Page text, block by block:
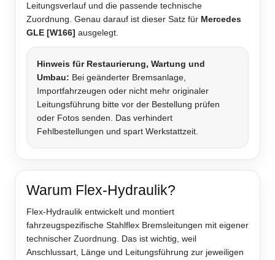
Leitungsverlauf und die passende technische
Zuordnung. Genau darauf ist dieser Satz für Mercedes
GLE [W166] ausgelegt.
Hinweis für Restaurierung, Wartung und
Umbau: Bei geänderter Bremsanlage,
Importfahrzeugen oder nicht mehr originaler
Leitungsführung bitte vor der Bestellung prüfen
oder Fotos senden. Das verhindert
Fehlbestellungen und spart Werkstattzeit.
Warum Flex-Hydraulik?
Flex-Hydraulik entwickelt und montiert
fahrzeugspezifische Stahlflex Bremsleitungen mit eigener
technischer Zuordnung. Das ist wichtig, weil
Anschlussart, Länge und Leitungsführung zur jeweiligen